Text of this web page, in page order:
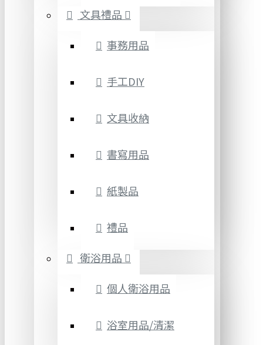
文具禮品
事務用品
手工DIY
文具收納
書寫用品
紙製品
禮品
衛浴用品
個人衛浴用品
浴室用品/清潔